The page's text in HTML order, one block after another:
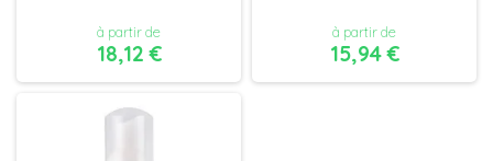
à partir de
18,12 €
à partir de
15,94 €